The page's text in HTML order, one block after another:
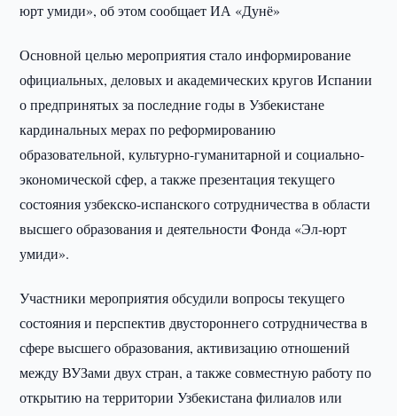
юрт умиди», об этом сообщает ИА «Дунё»
Основной целью мероприятия стало информирование
официальных, деловых и академических кругов Испании
о предпринятых за последние годы в Узбекистане
кардинальных мерах по реформированию
образовательной, культурно-гуманитарной и социально-
экономической сфер, а также презентация текущего
состояния узбекско-испанского сотрудничества в области
высшего образования и деятельности Фонда «Эл-юрт
умиди».
Участники мероприятия обсудили вопросы текущего
состояния и перспектив двустороннего сотрудничества в
сфере высшего образования, активизацию отношений
между ВУЗами двух стран, а также совместную работу по
открытию на территории Узбекистана филиалов или